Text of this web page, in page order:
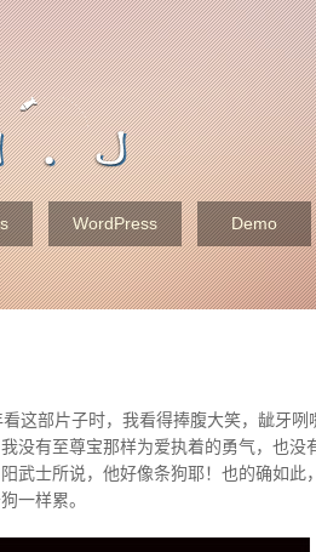
WordPress Demo
这部片子时，我看得捧腹大笑，龇牙
没有至尊宝那样为爱执着的勇气，也没
武士所说，他好像条狗耶！也的确如此
一样累。